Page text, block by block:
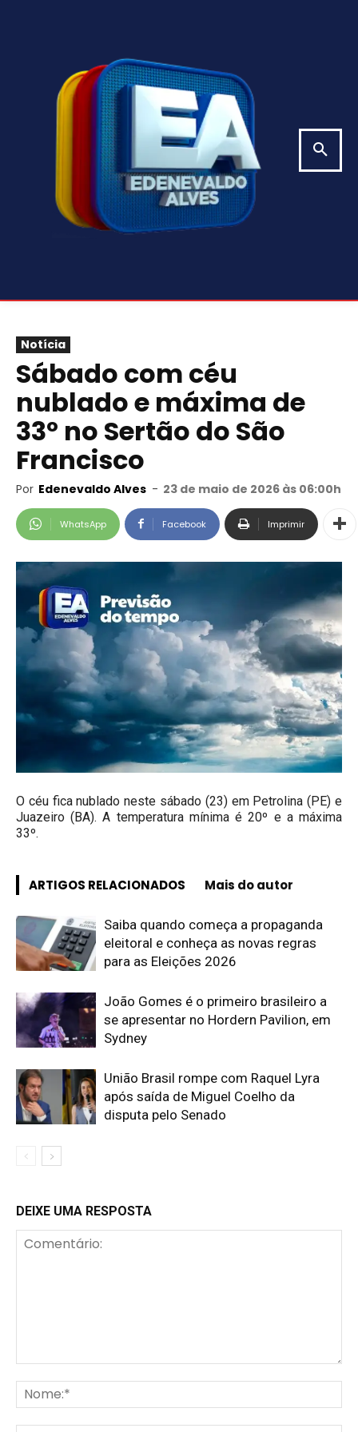
Notícia
Sábado com céu
nublado e máxima de
33º no Sertão do São
Francisco
Por Edenevaldo Alves - 23 de maio de 2026 às 06:00h
WhatsApp Facebook Imprimir
O céu fica nublado neste sábado (23) em Petrolina (PE) e
Juazeiro (BA). A temperatura mínima é 20º e a máxima
33º.
ARTIGOS RELACIONADOS Mais do autor
Saiba quando começa a propaganda
eleitoral e conheça as novas regras
para as Eleições 2026
João Gomes é o primeiro brasileiro a
se apresentar no Hordern Pavilion, em
Sydney
União Brasil rompe com Raquel Lyra
após saída de Miguel Coelho da
disputa pelo Senado
DEIXE UMA RESPOSTA